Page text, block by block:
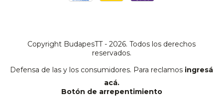
Copyright BudapesTT - 2026. Todos los derechos
reservados.
Defensa de las y los consumidores. Para reclamos ingresá
acá.
Botón de arrepentimiento